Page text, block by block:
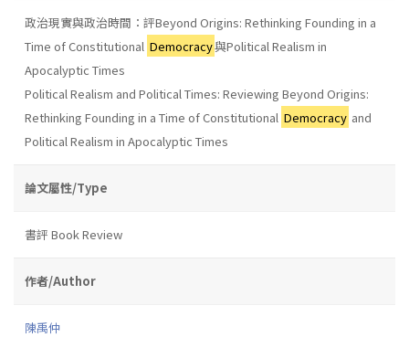
政治現實與政治時間：評Beyond Origins: Rethinking Founding in a
Time of Constitutional Democracy與Political Realism in
Apocalyptic Times
Political Realism and Political Times: Reviewing Beyond Origins:
Rethinking Founding in a Time of Constitutional Democracy and
Political Realism in Apocalyptic Times
論文屬性/Type
書評 Book Review
作者/Author
陳禹仲